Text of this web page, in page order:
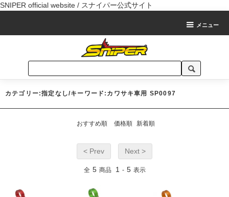
SNIPER official website / スナイパー公式サイト
メニュー
カテゴリー:指定なし/キーワード:カワサキ車用 SP0097
おすすめ順 価格順 新着順
< Prev Next >
全 5 商品 1 - 5 表示